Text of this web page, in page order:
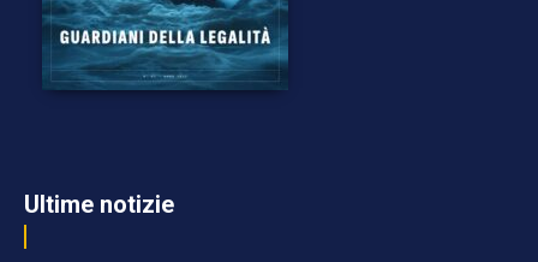
Ultime notizie